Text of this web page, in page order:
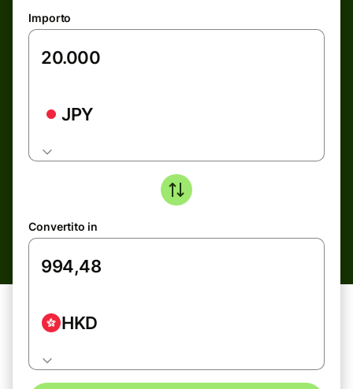
Importo
JPY
Convertito in
HKD